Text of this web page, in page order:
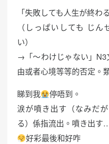
「失敗しても人生が終わ
（しっぱいしても じ
い）
→「〜わけじゃない」N3
由或者心境等等的否定。
睇到我
停唔到。
涙が噴き出す（なみだ
る）係指流出。噴き出す
好彩最後和好咋